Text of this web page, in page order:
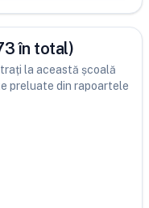
în total)
la această școală
preluate din rapoartele